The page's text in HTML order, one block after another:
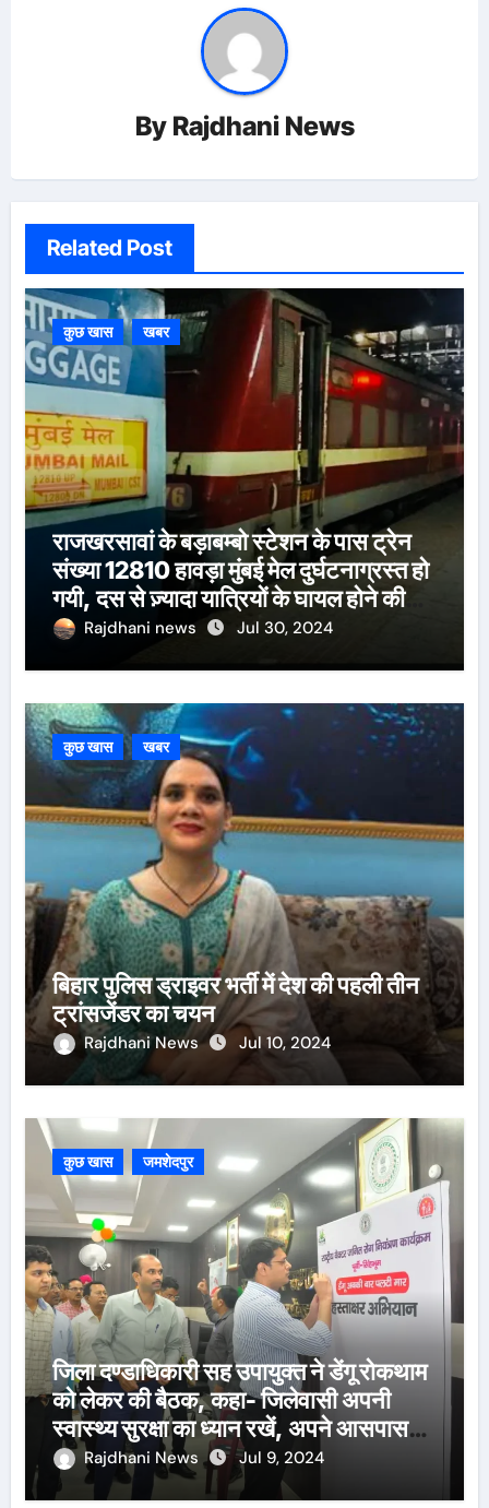
By Rajdhani News
Related Post
कुछ खास खबर
राजखरसावां के बड़ाबम्बो स्टेशन के पास ट्रेन
संख्या 12810 हावड़ा मुंबई मेल दुर्घटनाग्रस्त हो
गयी, दस से ज़्यादा यात्रियों के घायल होने की
खबर।सरायकेला के वरीय पदाधिकारी
Rajdhani news Jul 30, 2024
कुछ खास खबर
बिहार पुलिस ड्राइवर भर्ती में देश की पहली तीन
ट्रांसजेंडर का चयन
Rajdhani News Jul 10, 2024
कुछ खास जमशेदपुर
जिला दण्डाधिकारी सह उपायुक्त ने डेंगू रोकथाम
को लेकर की बैठक, कहा- जिलेवासी अपनी
स्वास्थ्य सुरक्षा का ध्यान रखें, अपने आसपास
पानी जमा न होने दें
Rajdhani News Jul 9, 2024